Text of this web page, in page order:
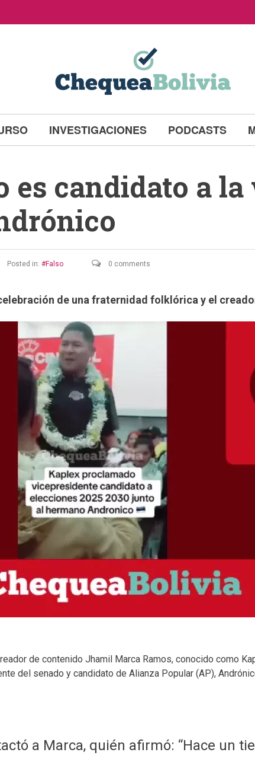
INVESTIGACIONES PODCASTS
es candidato a
Posted in: Falso 0 comments
de una fraternidad folklórica y el
de contenido Jhamil Marca Ramos, conocido como
del senado y candidato de Alianza Popular (AP),
a Marca, quién afirmó: “Hace un